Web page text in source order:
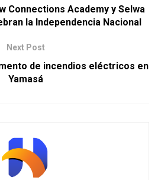
Connections Academy y Selwa
la Independencia Nacional
Next Post
de incendios eléctricos en
Yamasá